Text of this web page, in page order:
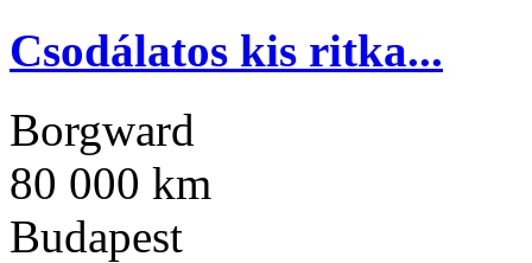
Csodálatos kis ritka...
Borgward
80 000 km
Budapest